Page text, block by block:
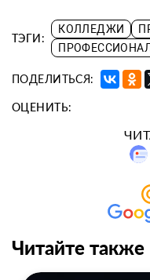
ТЭГИ:
КОЛЛЕДЖИ
ПОДЕЛИТЬСЯ:
ОЦЕНИТЬ:
Читайте также